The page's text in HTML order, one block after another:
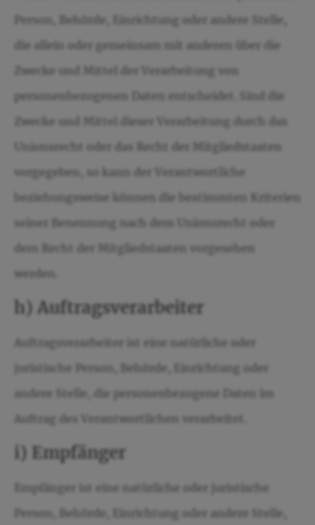
Person, Behörde, Einrichtung oder andere Stelle,
die allein oder gemeinsam mit anderen über die
Zwecke und Mittel der Verarbeitung von
personenbezogenen Daten entscheidet. Sind die
Zwecke und Mittel dieser Verarbeitung durch das
Unionsrecht oder das Recht der Mitgliedstaaten
vorgegeben, so kann der Verantwortliche
beziehungsweise können die bestimmten Kriterien
seiner Benennung nach dem Unionsrecht oder
dem Recht der Mitgliedstaaten vorgesehen
werden.
h) Auftragsverarbeiter
Auftragsverarbeiter ist eine natürliche oder
juristische Person, Behörde, Einrichtung oder
andere Stelle, die personenbezogene Daten im
Auftrag des Verantwortlichen verarbeitet.
i) Empfänger
Empfänger ist eine natürliche oder juristische
Person, Behörde, Einrichtung oder andere Stelle,